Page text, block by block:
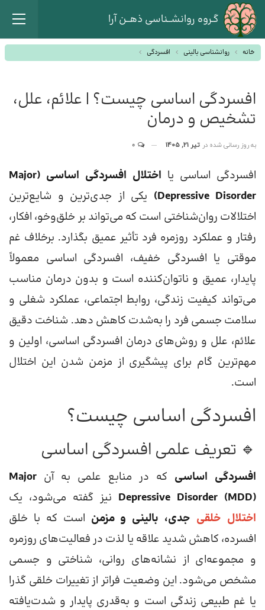
گـروه روانشــناسی ذهــن آرا
خانه روانشناسی بالینی افسردگی
افسردگی اساسی چیست؟ | علائم، علل،
تشخیص و درمان
به روز رسانی شده در تیر 21, 1405
افسردگی اساسی یا
اختلال افسردگی اساسی (Major
Depressive Disorder)
یکی از جدی‌ترین و شایع‌ترین
اختلالات روان‌شناختی است که می‌تواند بر خلق‌وخو، افکار،
رفتار و عملکرد روزمره فرد تأثیر عمیق بگذارد. برخلاف غم
موقتی یا افسردگی خفیف، افسردگی اساسی معمولاً
پایدار، عمیق و ناتوان‌کننده است و بدون درمان مناسب
می‌تواند کیفیت زندگی، روابط اجتماعی، عملکرد شغلی و
سلامت جسمی فرد را به‌شدت کاهش دهد. شناخت دقیق
علائم، علل و روش‌های درمان افسردگی اساسی، اولین و
مهم‌ترین گام برای پیشگیری از مزمن شدن این اختلال
است.
افسردگی اساسی چیست؟
🔹 تعریف علمی افسردگی اساسی
افسردگی اساسی که در منابع علمی به آن Major
Depressive Disorder (MDD) نیز گفته می‌شود، یک
اختلال خلقی جدی، بالینی و مزمن است که با خلق
افسرده، کاهش شدید علاقه یا لذت در فعالیت‌های روزمره
و مجموعه‌ای از نشانه‌های روانی، شناختی و جسمی
مشخص می‌شود. این وضعیت فراتر از تغییرات خلقی گذرا
یا غم طبیعی زندگی است و به‌قدری پایدار و شدت‌یافته